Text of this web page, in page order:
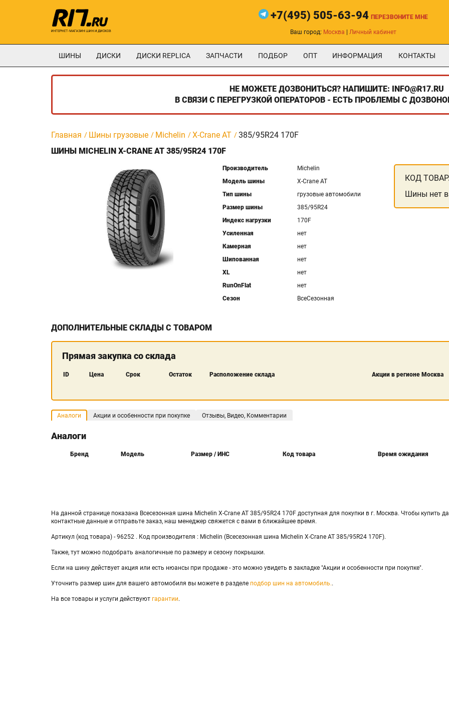
+7(495) 505-63-94 ПЕРЕЗВОНИТЕ МНЕ
Ваш город: Москва Личный кабинет
ШИНЫ ДИСКИ ДИСКИ REPLICA ЗАПЧАСТИ ПОДБОР ОПТ ИНФОРМАЦИЯ КОНТАКТЫ
НЕ МОЖЕТЕ ДОЗВОНИТЬСЯ? НАПИШИТЕ: INFO@R17.RU
В СВЯЗИ С ПЕРЕГРУЗКОЙ ОПЕРАТОРОВ - ЕСТЬ ПРОБЛЕМЫ С
Главная Шины грузовые Michelin X-Crane AT
385/95R24 170F
ШИНЫ MICHELIN X-CRANE AT 385/95R24 170F
Производитель
Michelin
Модель шины
X-Crane AT
Тип шины
грузовые автомобили
Размер шины
385/95R24
Индекс нагрузки
170F
Усиленная
нет
Камерная
нет
Шипованная
нет
XL
нет
RunOnFlat
нет
Сезон
ВсеСезонная
КОД
Шины нет
ДОПОЛНИТЕЛЬНЫЕ СКЛАДЫ С ТОВАРОМ
Прямая закупка со склада
ID Цена Срок Остаток Расположение склада Акции в регионе Москва
Аналоги Акции и особенности при покупке Отзывы, Видео, Комментарии
Аналоги
Бренд Модель Размер / ИНС Код товара Время ожидания
На данной странице показана Всесезонная шина Michelin X-Crane AT 385/95R24 170F доступная для покупки в г. Москва. Чтобы купить
контактные данные и отправьте заказ, наш менеджер свяжется с вами в ближайшее время.
Артикул (код товара) - 96252 . Код производителя : Michelin (Всесезонная шина Michelin X-Crane AT 385/95R24 170F).
Также, тут можно подобрать аналогичные по размеру и сезону покрышки.
Если на шину действует акция или есть нюансы при продаже - это можно увидеть в закладке "Акции и особенности при покупке".
Уточнить размер шин для вашего автомобиля вы можете в разделе подбор шин на автомобиль..
На все товары и услуги действуют гарантии.